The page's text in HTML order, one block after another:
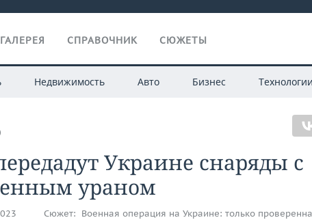
СПРАВОЧНИК СЮЖЕТЫ
Недвижимость Авто Бизнес Технологии
Украине снаряды с
ураном
Сюжет: Военная операция на Украине: только